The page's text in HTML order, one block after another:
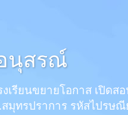
นุสรณ์
เรียนขยายโอกาส เปิ
สมุทรปราการ รหัสไปรษ